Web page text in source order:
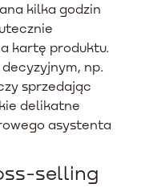
kilka godzin
kartę produktu.
np.
sprzedając
delikatne
asystenta
selling